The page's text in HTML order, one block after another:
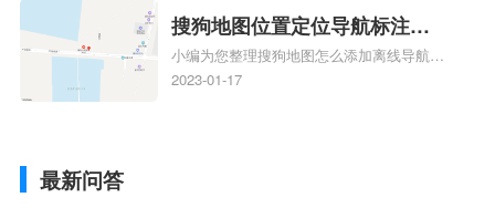
添加企业、地图如何添加企业相关地图标注
知识，详情可查看下方正文！
搜狗地图位置定位导航标注？
搜狗地图位置定位,导航,标注？
小编为您整理搜狗地图怎么添加离线导航搜
狗地图离线导航怎么用、搜狗地图导航卫星
2023-01-17
最新问答